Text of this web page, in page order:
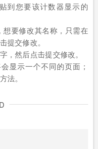
到您要该计数器显示的
要修改其名称，只需在
提交修改。
，然后点击提交修改。
显示一个不同的页面；
法。